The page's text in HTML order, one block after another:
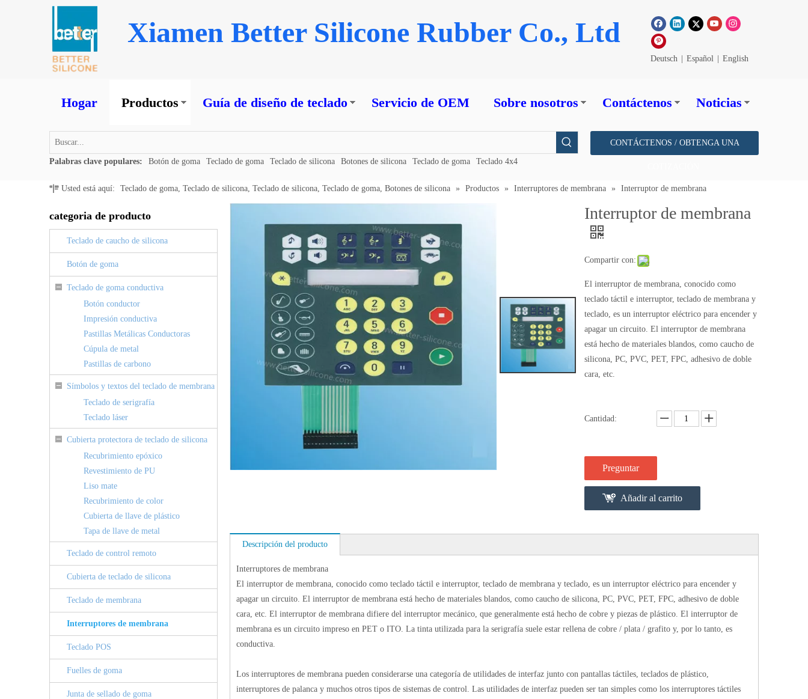
Xiamen Better Silicone Rubber Co., Ltd
Deutsch Español English
Hogar Productos Guía de diseño de teclado Servicio de OEM Sobre nosotros Contáctenos Noticias
Palabras clave populares: Botón de goma Teclado de goma Teclado de silicona Botones de silicona Teclado de goma Teclado 4x4
CONTÁCTENOS / OBTENGA UNA
Usted está aquí: Teclado de goma, Teclado de silicona, Teclado de silicona, Teclado de goma, Botones de silicona » Productos » Interruptores de membrana » Interruptor de membrana
categoria de producto
Teclado de caucho de silicona
Botón de goma
Teclado de goma conductiva
Botón conductor
Impresión conductiva
Pastillas Metálicas Conductoras
Cúpula de metal
Pastillas de carbono
Símbolos y textos del teclado de membrana
Teclado de serigrafía
Teclado láser
Cubierta protectora de teclado de silicona
Recubrimiento epóxico
Revestimiento de PU
Liso mate
Recubrimiento de color
Cubierta de llave de plástico
Tapa de llave de metal
Teclado de control remoto
Cubierta de teclado de silicona
Teclado de membrana
Interruptores de membrana
Teclado POS
Fuelles de goma
Junta de sellado de goma
Interruptor de membrana
Compartir con:
El interruptor de membrana, conocido como
teclado táctil e interruptor, teclado de membrana y
teclado, es un interruptor eléctrico para encender y
apagar un circuito. El interruptor de membrana
está hecho de materiales blandos, como caucho de
silicona, PC, PVC, PET, FPC, adhesivo de doble
cara, etc.
Cantidad:
Preguntar
Añadir al carrito
Descripción del producto
Interruptores de membrana
El interruptor de membrana, conocido como teclado táctil e interruptor, teclado de membrana y teclado, es un interruptor eléctrico para encender y
apagar un circuito. El interruptor de membrana está hecho de materiales blandos, como caucho de silicona, PC, PVC, PET, FPC, adhesivo de doble
cara, etc. El interruptor de membrana difiere del interruptor mecánico, que generalmente está hecho de cobre y piezas de plástico. El interruptor de
membrana es un circuito impreso en PET o ITO. La tinta utilizada para la serigrafía suele estar rellena de cobre / plata / grafito y, por lo tanto, es
conductiva.
Los interruptores de membrana pueden considerarse una categoría de utilidades de interfaz junto con pantallas táctiles, teclados de plástico,
interruptores de palanca y muchos otros tipos de sistemas de control. Las utilidades de interfaz pueden ser tan simples como los interruptores táctiles